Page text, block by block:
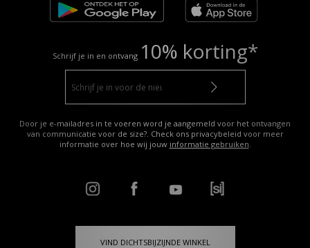
Schrijf je in en ontvang 10% korting*
Door je e-mailadres in te voeren word je aangemeld voor het ontvangen
van communicatie voor de size?. Check ons privacybeleid voor meer
informatie over hoe wij jouw informatie gebruiken.
VIND DICHTSBIJZIJNDE WINKEL